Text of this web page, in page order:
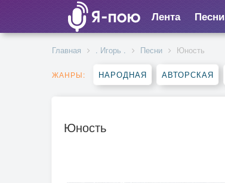
Лента Песни
Главная . Игорь . Песни Юность
ЖАНРЫ: НАРОДНАЯ АВТОРСКАЯ
Юность